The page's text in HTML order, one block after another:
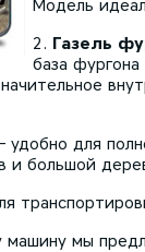
Модель
Газель
база
удобно для
и большой
машину мы